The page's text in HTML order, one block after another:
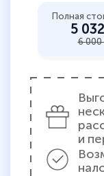
Полная
5
6 000
и